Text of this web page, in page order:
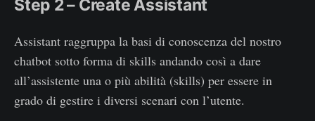
Step 2 – Create Assistant
Assistant raggruppa la basi di conoscenza del nostro
chatbot sotto forma di skills andando così a dare
all’assistente una o più abilità (skills) per essere in
grado di gestire i diversi scenari con l’utente.